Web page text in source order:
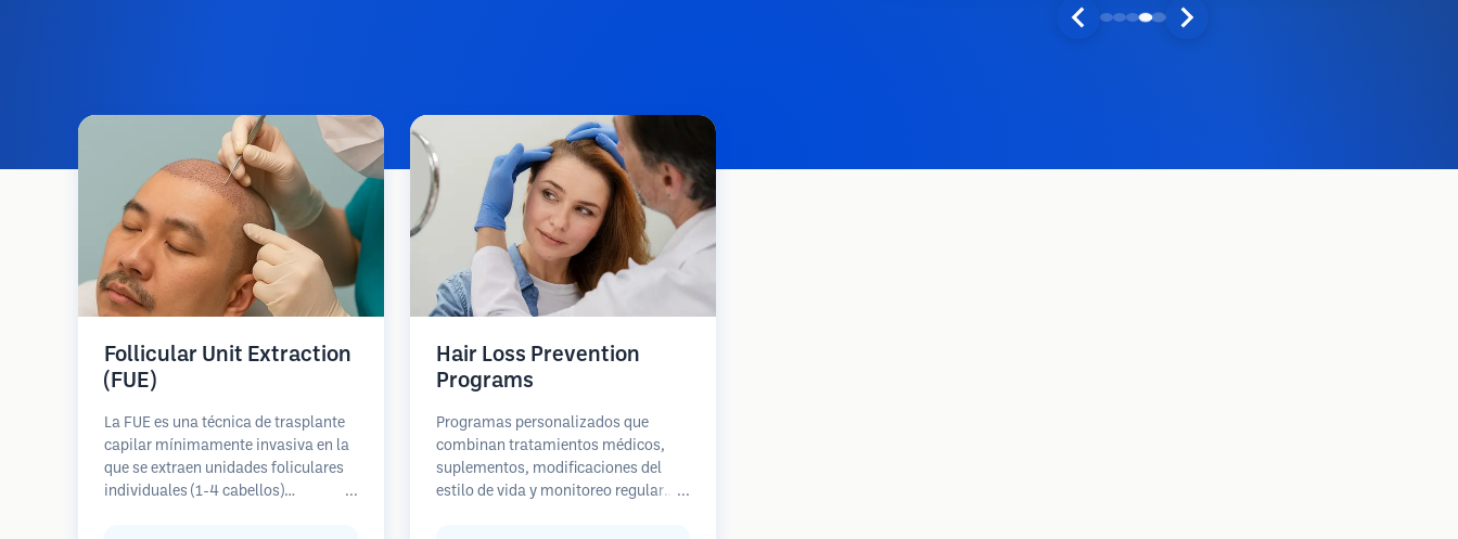
Follicular Unit Extraction
(FUE)
La FUE es una técnica de trasplante
capilar mínimamente invasiva en la
que se extraen unidades foliculares
individuales (1-4 cabellos)
Hair Loss Prevention
Programs
Programas personalizados que
combinan tratamientos médicos,
suplementos, modificaciones del
estilo de vida y monitoreo regular